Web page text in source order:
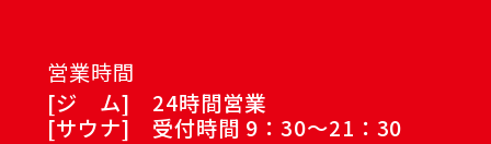
営業時間
[ジ ム] 24時間営業
[サウナ] 受付時間 9：30～21：30